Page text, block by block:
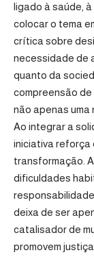
ligado à saúde,
colocar o tema
crítica sobre
necessidade de
quanto da
compreensão de
não apenas
Ao integrar a
iniciativa reforça
transformação.
dificuldades
deixa de ser
catalisador de
promovem